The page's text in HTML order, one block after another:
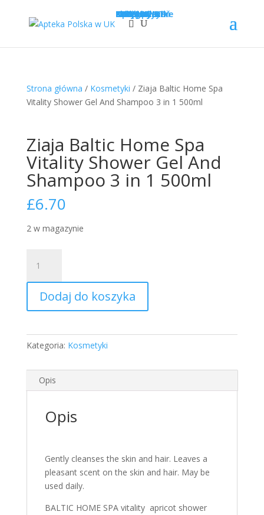
Sklep
Opcje wysyłki
Kategorie
LEKI
SUPLEMENTY
KOSMETYKI
PROMOCJE
Krótka data
Zadaj pytanie
Nowości!
0 £0.00
Strona główna / Kosmetyki / Ziaja Baltic Home Spa
Vitality Shower Gel And Shampoo 3 in 1 500ml
Ziaja Baltic Home Spa
Vitality Shower Gel And
Shampoo 3 in 1 500ml
£6.70
2 w magazynie
Ziaja
Baltic
Home
Spa
Shower
Gel
Shampoo
3
Dodaj do koszyka
Kategoria: Kosmetyki
Opis
Opis
Gently cleanses the skin and hair. Leaves a
pleasant scent on the skin and hair. May be
used daily.
BALTIC HOME SPA vitality apricot shower